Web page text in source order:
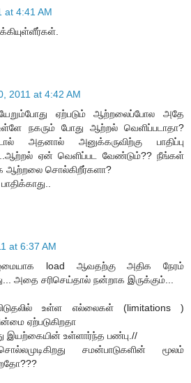
at 4:41 AM
2011 at 4:42 AM
ஏற்படும் ஆற்றலைப்போல அதே
நகரும் போது ஆற்றல் வெளிப்படாதா?
அதனால் அனுக்கருவிற்கு பாதிப்பு
ஏன் வெளிப்பட வேண்டும்?? நீங்கள்
ஆற்றலை சொல்கிறீர்களா?
at 6:37 AM
load ஆவதற்கு அதிக நேரம்
அதை சரிசெய்தால் நன்றாக இருக்கும்...
உள்ள எல்லைகள் (limitations )
ஏற்படுகிறதா
இயற்கையின் உள்ளார்ந்த பண்பு.//
சமன்பாடுகளின் மூலம்